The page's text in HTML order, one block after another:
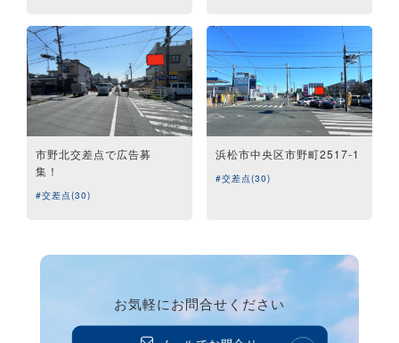
市野北交差点で広告募
集！
#交差点(30)
浜松市中央区市野町2517-1
#交差点(30)
お気軽にお問合せください